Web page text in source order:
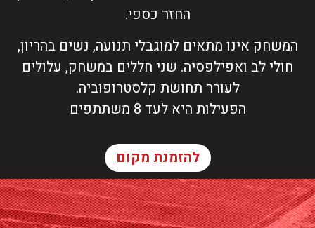
החזר כספי.
המשחק אינו מתאים למוגבלי תנועה, נשים בהריון,
חולי לב ואפילפסיה. שני חללים במשחק, עלולים
לעורר תחושת קלסטרופוביה.
הפעילות היא לעד 8 משתתפים
להזמנת מקום